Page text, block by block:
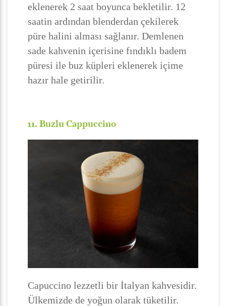
eklenerek 2 saat boyunca bekletilir. 12
saatin ardından blenderdan çekilerek
püre halini alması sağlanır. Demlenen
sade kahvenin içerisine fındıklı badem
püresi ile buz küpleri eklenerek içime
hazır hale getirilir.
11. Buzlu Cappuccino
Capuccino lezzetli bir İtalyan kahvesidir.
Ülkemizde de yoğun olarak tüketilir.